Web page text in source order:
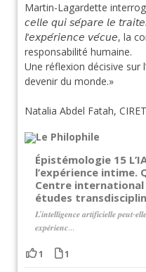
Martin-Lagardette
𝘤𝘦𝘭𝘭𝘦 𝘲𝘶𝘪 𝘴𝘦́𝘱𝘢𝘳𝘦 𝘭𝘦
𝘭’𝘦𝘹𝘱𝘦́𝘳𝘪𝘦𝘯𝘤𝘦 𝘷𝘦́𝘤𝘶𝘦, la
responsabilité humaine.
Une réflexion décisive sur
devenir du monde.»
Natalia Abdel Fatah,
Épistémologie 15
l’expérience intime.
Centre international
études
𝑳’𝒊𝒏𝒕𝒆𝒍𝒍𝒊𝒈𝒆𝒏𝒄𝒆 𝒂𝒓𝒕𝒊𝒇𝒊𝒄𝒊𝒆𝒍𝒍𝒆
𝒆𝒙𝒑𝒆́𝒓𝒊𝒆𝒏𝒄...
1 1